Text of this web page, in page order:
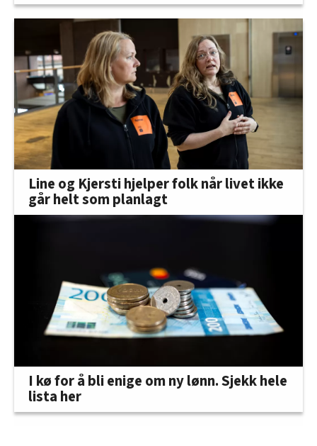
Line og Kjersti hjelper folk når livet ikke
går helt som planlagt
I kø for å bli enige om ny lønn. Sjekk hele
lista her